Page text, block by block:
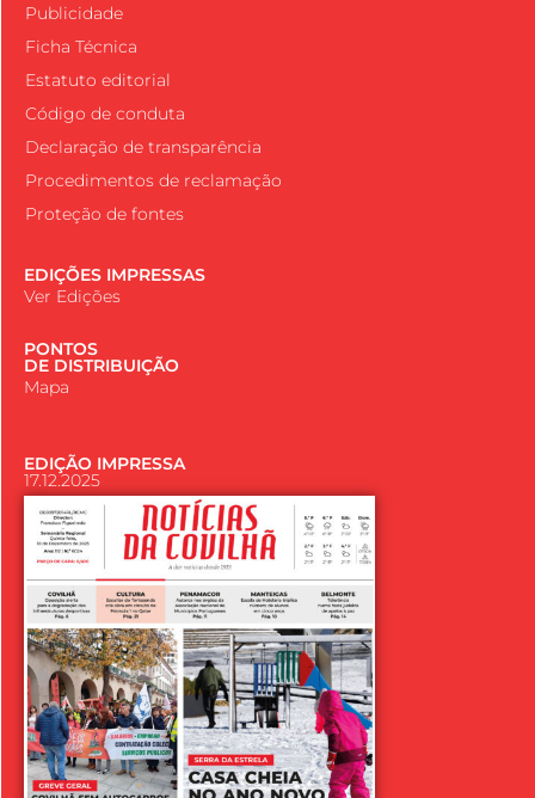
Publicidade
Ficha Técnica
Estatuto editorial
Código de conduta
Declaração de transparência
Procedimentos de reclamação
Proteção de fontes
EDIÇÕES IMPRESSAS
Ver Edições
PONTOS
DE DISTRIBUIÇÃO
Mapa
EDIÇÃO IMPRESSA
17.12.2025